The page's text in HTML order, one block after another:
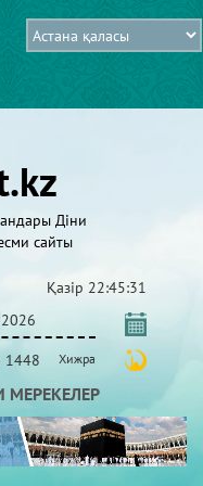
Діни
сайты
Қазір 22:45:31
1448 Хижра